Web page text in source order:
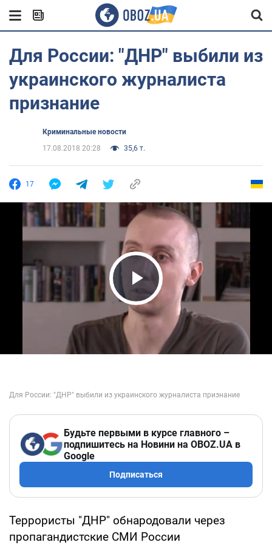
Для России: "ДНР" выбили из
украинского журналиста
признание
Криминальные новости
17.08.2018 20:28
35,6 т.
17
Play Video
Будьте первыми в курсе главного –
подпишитесь на Новини на OBOZ.UA в
Google
Подписаться
Террористы "ДНР" обнародовали через
пропагандистские СМИ России